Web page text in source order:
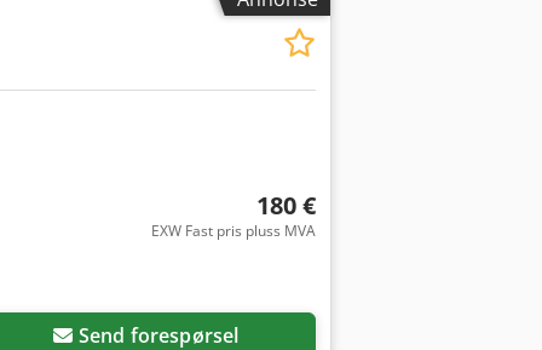
180 €
EXW Fast pris pluss MVA
Send forespørsel